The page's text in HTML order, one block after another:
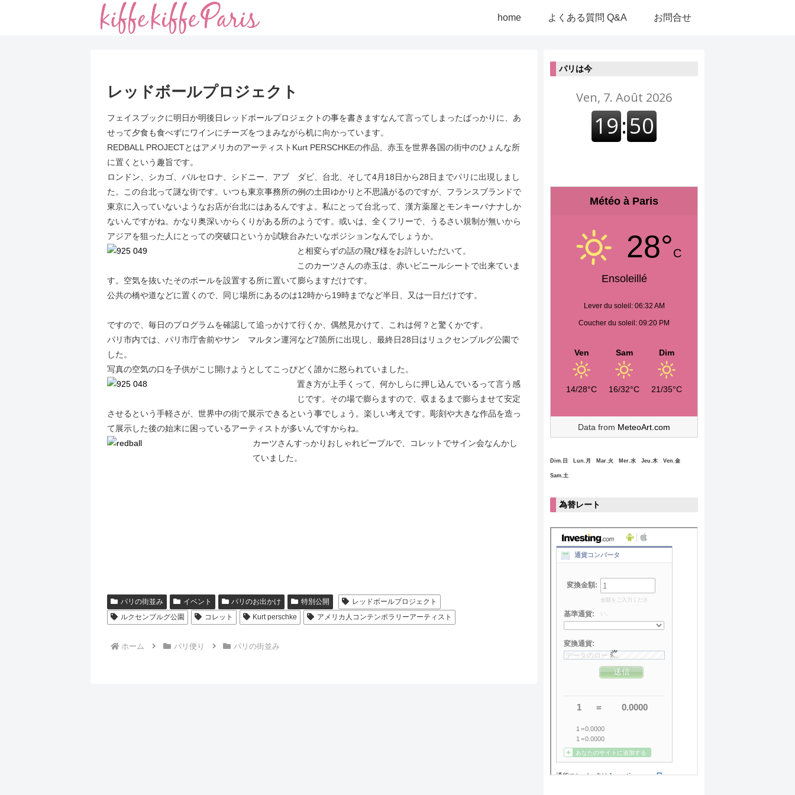
home よくある質問 Q&A お問合せ
レッドボールプロジェクト
フェイスブックに明日か明後日レッドボールプロジェクトの事を書きますなんて言ってしまったばっかりに、あ
せって夕食も食べずにワインにチーズをつまみながら机に向かっています。
REDBALL PROJECTとはアメリカのアーティストKurt PERSCHKEの作品、赤玉を世界各国の街中のひょんな所
に置くという趣旨です。
ロンドン、シカゴ、バルセロナ、シドニー、アブ ダビ、台北、そして4月18日から28日までパリに出現しまし
た。この台北って謎な街です。いつも東京事務所の例の土田ゆかりと不思議がるのですが、フランスブランドで
東京に入っていないようなお店が台北にはあるんですよ。私にとって台北って、漢方薬屋とモンキーバナナしか
ないんですがね。かなり奥深いからくりがある所のようです。或いは、全くフリーで、うるさい規制が無いから
アジアを狙った人にとっての突破口というか試験台みたいなポジションなんでしょうか。
と相変らずの話の飛び様をお許しいただいて。
このカーツさんの赤玉は、赤いビニールシートで出来ていま
す。空気を抜いたそのボールを設置する所に置いて膨らますだけです。
公共の橋や道などに置くので、同じ場所にあるのは12時から19時までなど半日、又は一日だけです。
ですので、毎日のプログラムを確認して追っかけて行くか、偶然見かけて、これは何？と驚くかです。
パリ市内では、パリ市庁舎前やサン マルタン運河など7箇所に出現し、最終日28日はリュクセンブルグ公園で
した。
写真の空気の口を子供がこじ開けようとしてこっぴどく誰かに怒られていました。
置き方が上手くって、何かしらに押し込んでいるって言う感
じです。その場で膨らますので、収まるまで膨らませて安定
させるという手軽さが、世界中の街で展示できるという事でしょう。楽しい考えです。彫刻や大きな作品を造っ
て展示した後の始末に困っているアーティストが多いんですからね。
カーツさんすっかりおしゃれピープルで、コレットでサイン会なんかし
ていました。
パリの街並み イベント パリのお出かけ 特別公開
レッドボールプロジェクト
ルクセンブルグ公園
コレット Kurt perschke アメリカ人コンテンポラリーアーティスト
ホーム パリ便り パリの街並み
パリは今
Météo à Paris
28°C
Ensoleillé
Lever du soleil: 06:32 AM
Coucher du soleil: 09:20 PM
Ven
14/28°C
Sam
16/32°C
Dim
21/35°C
Data from MeteoArt.com
Dim.日 Lun.月 Mar.火 Mer.水 Jeu.木 Ven.金
Sam.土
為替レート